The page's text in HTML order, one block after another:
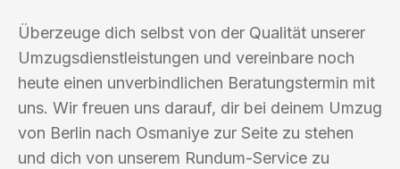
Überzeuge dich selbst von der Qualität unserer
Umzugsdienstleistungen und vereinbare noch
heute einen unverbindlichen Beratungstermin mit
uns. Wir freuen uns darauf, dir bei deinem Umzug
von Berlin nach Osmaniye zur Seite zu stehen
und dich von unserem Rundum-Service zu